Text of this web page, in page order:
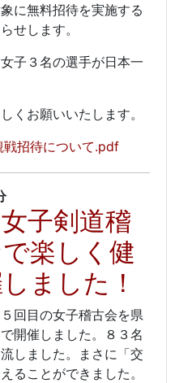
に無料招待を実施する
せします。
子３名の選手が日本一
くお願いいたします。
戦招待について.pdf
子剣道稽
楽しく健
ました！
回目の女子稽古会を県
開催しました。８３名
しました。まさに「交
ることができました。